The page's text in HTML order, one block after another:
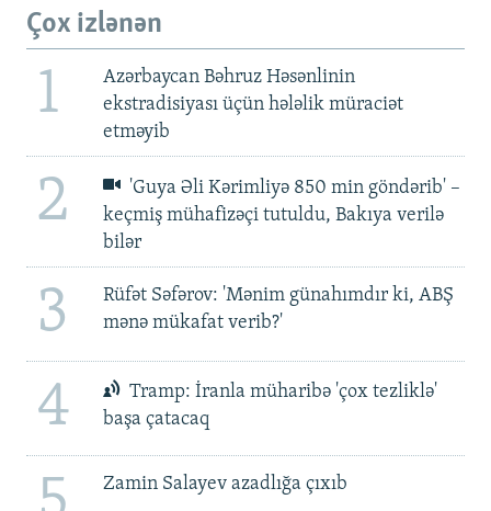
Çox izlənən
1
Azərbaycan Bəhruz Həsənlinin
ekstradisiyası üçün hələlik müraciət
etməyib
2
'Guya Əli Kərimliyə 850 min göndərib' –
keçmiş mühafizəçi tutuldu, Bakıya verilə
bilər
3
Rüfət Səfərov: 'Mənim günahımdır ki, ABŞ
mənə mükafat verib?'
4
Tramp: İranla müharibə 'çox tezliklə'
başa çatacaq
Zamin Salayev azadlığa çıxıb